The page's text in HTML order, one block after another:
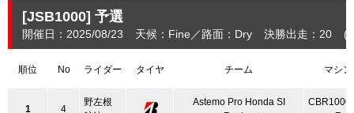
[JSB1000] 予選
開催日：2025/08/23 天候：Fine 路面：Dry 決勝出走：20
順位 No ライダー タイヤ チーム マシン
1 4
野左根
Astemo Pro Honda SI